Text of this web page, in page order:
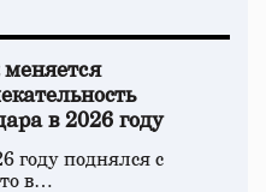
меняется
в 2026 году
году поднялся с
в…